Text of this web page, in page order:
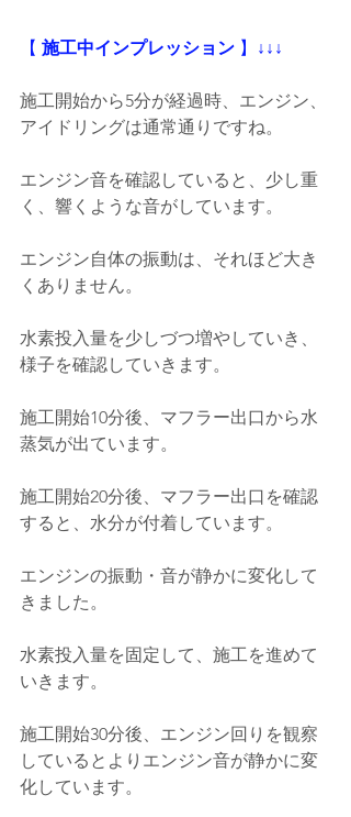
【 施工中インプレッション 】 ↓↓↓
施工開始から5分が経過時、エンジン、
アイドリングは通常通りですね。
エンジン音を確認していると、少し重
く、響くような音がしています。
エンジン自体の振動は、それほど大き
くありません。
水素投入量を少しづつ増やしていき、
様子を確認していきます。
施工開始10分後、マフラー出口から水
蒸気が出ています。
施工開始20分後、マフラー出口を確認
すると、水分が付着しています。
エンジンの振動・音が静かに変化して
きました。
水素投入量を固定して、施工を進めて
いきます。
施工開始30分後、エンジン回りを観察
しているとよりエンジン音が静かに変
化しています。